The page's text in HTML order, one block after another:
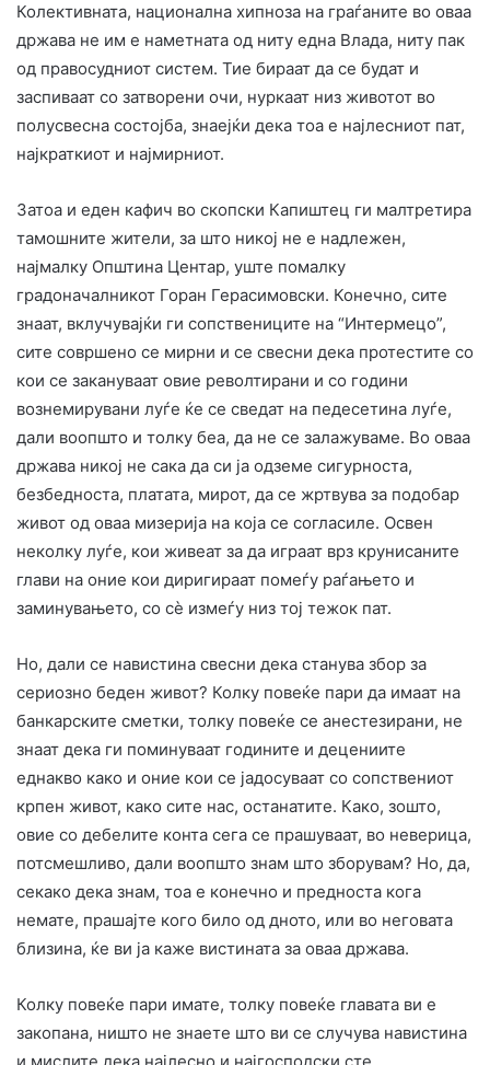
Колективната, национална хипноза на граѓаните во оваа
држава не им е наметната од ниту една Влада, ниту пак
од правосудниот систем. Тие бираат да се будат и
заспиваат со затворени очи, нуркаат низ животот во
полусвесна состојба, знаејќи дека тоа е најлесниот пат,
најкраткиот и најмирниот.
Затоа и еден кафич во скопски Капиштец ги малтретира
тамошните жители, за што никој не е надлежен,
најмалку Општина Центар, уште помалку
градоначалникот Горан Герасимовски. Конечно, сите
знаат, вклучувајќи ги сопствениците на “Интермецо”,
сите совршено се мирни и се свесни дека протестите со
кои се закануваат овие револтирани и со години
вознемирувани луѓе ќе се сведат на педесетина луѓе,
дали воопшто и толку беа, да не се залажуваме. Во оваа
држава никој не сака да си ја одземе сигурноста,
безбедноста, платата, мирот, да се жртвува за подобар
живот од оваа мизерија на која се согласиле. Освен
неколку луѓе, кои живеат за да играат врз крунисаните
глави на оние кои диригираат помеѓу раѓањето и
заминувањето, со сѐ измеѓу низ тој тежок пат.
Но, дали се навистина свесни дека станува збор за
сериозно беден живот? Колку повеќе пари да имаат на
банкарските сметки, толку повеќе се анестезирани, не
знаат дека ги поминуваат годините и децениите
еднакво како и оние кои се јадосуваат со сопствениот
крпен живот, како сите нас, останатите. Како, зошто,
овие со дебелите конта сега се прашуваат, во неверица,
потсмешливо, дали воопшто знам што зборувам? Но, да,
секако дека знам, тоа е конечно и предноста кога
немате, прашајте кого било од дното, или во неговата
близина, ќе ви ја каже вистината за оваа држава.
Колку повеќе пари имате, толку повеќе главата ви е
закопана, ништо не знаете што ви се случува навистина